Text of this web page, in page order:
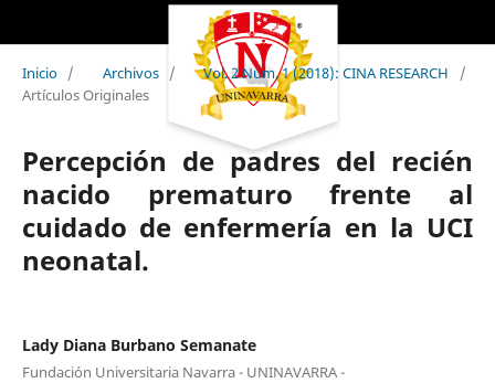
Inicio / Archivos / Vol. 2 Núm. 1 (2018): CINA RESEARCH
/
Artículos Originales
Percepción de padres del recién
nacido prematuro frente al
cuidado de enfermería en la UCI
neonatal.
Lady Diana Burbano Semanate
Fundación Universitaria Navarra - UNINAVARRA -